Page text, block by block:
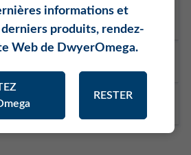
informations et
produits, rendez-
Web de DwyerOmega.
RESTER